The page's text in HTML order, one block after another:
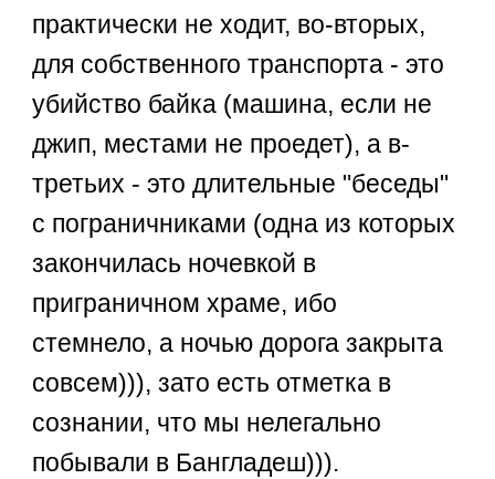
практически не ходит, во-вторых,
для собственного транспорта - это
убийство байка (машина, если не
джип, местами не проедет), а в-
третьих - это длительные "беседы"
с пограничниками (одна из которых
закончилась ночевкой в
приграничном храме, ибо
стемнело, а ночью дорога закрыта
совсем))), зато есть отметка в
сознании, что мы нелегально
побывали в Бангладеш))).